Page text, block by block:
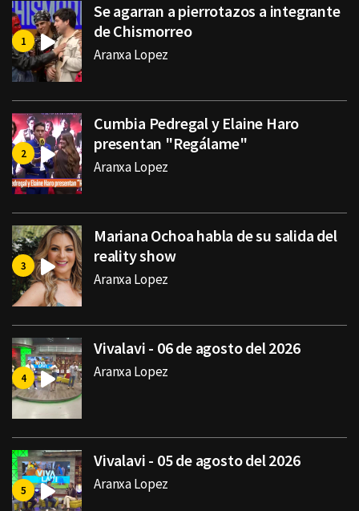
Se agarran a pierrotazos a integrante
de Chismorreo
Aranxa Lopez
Cumbia Pedregal y Elaine Haro
presentan "Regálame"
Aranxa Lopez
Mariana Ochoa habla de su salida del
reality show
Aranxa Lopez
Vivalavi - 06 de agosto del 2026
Aranxa Lopez
Vivalavi - 05 de agosto del 2026
Aranxa Lopez